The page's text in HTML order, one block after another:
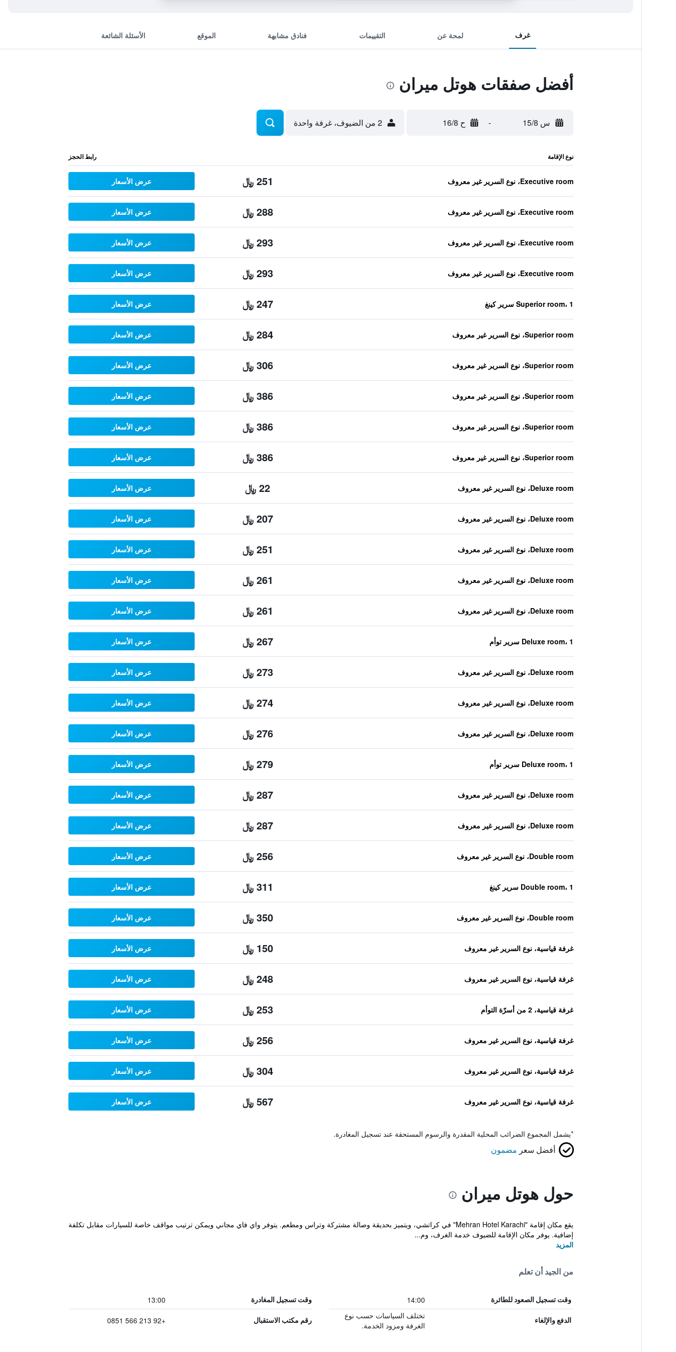
غرف لمحة عن التقييمات فنادق مشابهة الموقع الأسئلة الشائعة
أفضل صفقات هوتل ميران
س 15/8 - ح 16/8 2 من الضيوف، غرفة واحدة
نوع الإقامة رابط الحجز
Executive room، نوع السرير غير معروف 251 ﷼ عرض الأسعار
Executive room، نوع السرير غير معروف 288 ﷼ عرض الأسعار
Executive room، نوع السرير غير معروف 293 ﷼ عرض الأسعار
Executive room، نوع السرير غير معروف 293 ﷼ عرض الأسعار
Superior room، 1 سرير كينغ 247 ﷼ عرض الأسعار
Superior room، نوع السرير غير معروف 284 ﷼ عرض الأسعار
Superior room، نوع السرير غير معروف 306 ﷼ عرض الأسعار
Superior room، نوع السرير غير معروف 386 ﷼ عرض الأسعار
Superior room، نوع السرير غير معروف 386 ﷼ عرض الأسعار
Superior room، نوع السرير غير معروف 386 ﷼ عرض الأسعار
Deluxe room، نوع السرير غير معروف 22 ﷼ عرض الأسعار
Deluxe room، نوع السرير غير معروف 207 ﷼ عرض الأسعار
Deluxe room، نوع السرير غير معروف 251 ﷼ عرض الأسعار
Deluxe room، نوع السرير غير معروف 261 ﷼ عرض الأسعار
Deluxe room، نوع السرير غير معروف 261 ﷼ عرض الأسعار
Deluxe room، 1 سرير توأم 267 ﷼ عرض الأسعار
Deluxe room، نوع السرير غير معروف 273 ﷼ عرض الأسعار
Deluxe room، نوع السرير غير معروف 274 ﷼ عرض الأسعار
Deluxe room، نوع السرير غير معروف 276 ﷼ عرض الأسعار
Deluxe room، 1 سرير توأم 279 ﷼ عرض الأسعار
Deluxe room، نوع السرير غير معروف 287 ﷼ عرض الأسعار
Deluxe room، نوع السرير غير معروف 287 ﷼ عرض الأسعار
Double room، نوع السرير غير معروف 256 ﷼ عرض الأسعار
Double room، 1 سرير كينغ 311 ﷼ عرض الأسعار
Double room، نوع السرير غير معروف 350 ﷼ عرض الأسعار
غرفة قياسية، نوع السرير غير معروف 150 ﷼ عرض الأسعار
غرفة قياسية، نوع السرير غير معروف 248 ﷼ عرض الأسعار
غرفة قياسية، 2 من أسرّة التوأم 253 ﷼ عرض الأسعار
غرفة قياسية، نوع السرير غير معروف 256 ﷼ عرض الأسعار
غرفة قياسية، نوع السرير غير معروف 304 ﷼ عرض الأسعار
غرفة قياسية، نوع السرير غير معروف 567 ﷼ عرض الأسعار
*يشمل المجموع الضرائب المحلية المقدرة والرسوم المستحقة عند تسجيل المغادرة.
أفضل سعر مضمون
حول هوتل ميران
يقع مكان إقامة "Mehran Hotel Karachi" في كراتشي، ويتميز بحديقة وصالة مشتركة وتراس ومطعم. يتوفر واي فاي مجاني ويمكن ترتيب مواقف خاصة للسيارات مقابل تكلفة
إضافية. يوفر مكان الإقامة للضيوف خدمة الغرف، وم...
المزيد
من الجيد أن تعلم
وقت تسجيل الصعود للطائرة 14:00 وقت تسجيل المغادرة 13:00
الدفع والإلغاء
تختلف السياسات حسب نوع
الغرفة ومزود الخدمة.
رقم مكتب الاستقبال +92 213 566 0851